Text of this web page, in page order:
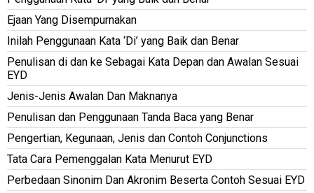
Ejaan Yang Disempurnakan
Inilah Penggunaan Kata ‘Di’ yang Baik dan Benar
Penulisan di dan ke Sebagai Kata Depan dan Awalan Sesuai
EYD
Jenis-Jenis Awalan Dan Maknanya
Penulisan dan Penggunaan Tanda Baca yang Benar
Pengertian, Kegunaan, Jenis dan Contoh Conjunctions
Tata Cara Pemenggalan Kata Menurut EYD
Perbedaan Sinonim Dan Akronim Beserta Contoh Sesuai EYD